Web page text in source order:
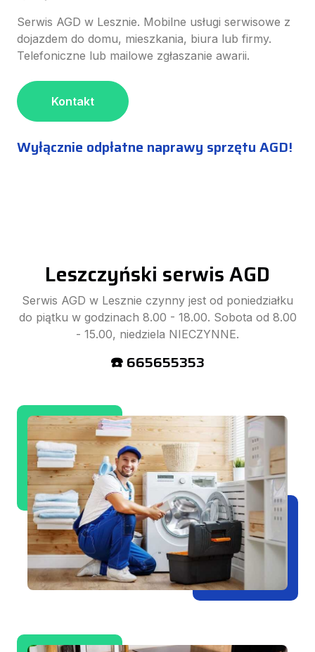
Serwis AGD w Lesznie. Mobilne usługi serwisowe z
dojazdem do domu, mieszkania, biura lub firmy.
Telefoniczne lub mailowe zgłaszanie awarii.
Kontakt
Wyłącznie odpłatne naprawy sprzętu AGD!
Leszczyński serwis AGD
Serwis AGD w Lesznie czynny jest od poniedziałku
do piątku w godzinach 8.00 - 18.00. Sobota od 8.00
- 15.00, niedziela NIECZYNNE.
☎️ 665655353